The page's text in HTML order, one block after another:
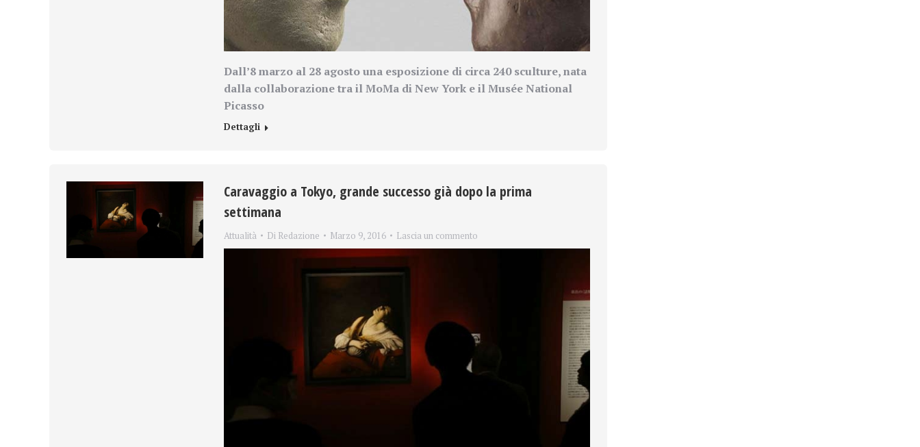
Dall’8 marzo al 28 agosto una esposizione di circa 240 sculture, nata
dalla collaborazione tra il MoMa di New York e ilMusée National
Picasso
Dettagli
Caravaggio a Tokyo, grande successo già dopo la prima
settimana
Attualità Di Redazione Marzo 9, 2016 Lascia un commento